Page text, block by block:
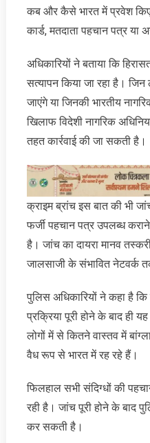
कब और कैसे भारत में प्रवेश
कार्ड, मतदाता पहचान पत्र या
अधिकारियों ने बताया कि
सत्यापन किया जा रहा है।
जाएंगे या जिनकी भारतीय
खिलाफ विदेशी नागरिक
तहत कार्रवाई की जा सकती है।
क्राइम ब्रांच इस बात की भी
फर्जी पहचान पत्र उपलब्ध
है। जांच का दायरा मानव
जालसाजी के संभावित नेटवर्क
पुलिस अधिकारियों ने कहा है
प्रक्रिया पूरी होने के बाद ही
लोगों में से कितने वास्तव में
वैध रूप से भारत में रह रहे हैं।
फिलहाल सभी संदिग्धों की
रही है। जांच पूरी होने के बाद
कर सकती है।